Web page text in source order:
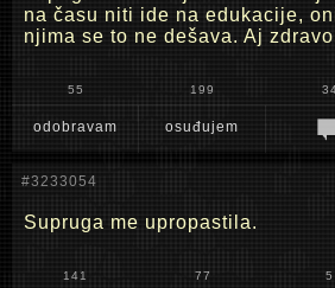
na času niti ide na edukacije,
njima se to ne dešava. Aj
55 199
odobravam osuđujem
#3233054
Supruga me upropastila.
141 77 5